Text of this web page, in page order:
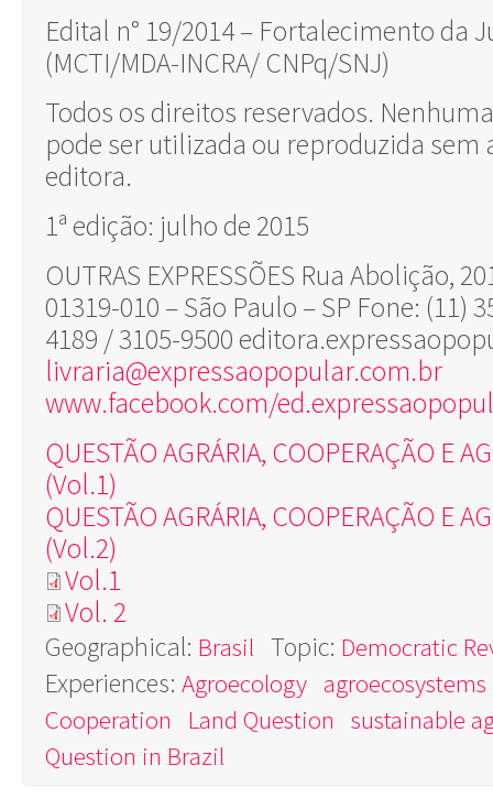
Edital n° 19/2014 – Fortalecimento da
(MCTI/MDA-INCRA/ CNPq/SNJ)
Todos os direitos reservados.
pode ser utilizada ou reproduzida sem
editora.
1ª edição: julho de 2015
OUTRAS EXPRESSÕES Rua Abolição,
01319-010 – São Paulo – SP Fone: (11)
4189 / 3105-9500
livraria@expressaopopular.com.br
www.facebook.com/
QUESTÃO AGRÁRIA, COOPERAÇÃO E
(Vol.1)
QUESTÃO AGRÁRIA, COOPERAÇÃO E
(Vol.2)
Vol.1
Vol. 2
Geographical: Brasil Topic: Democratic
Experiences: Agroecology agroecosystems
Cooperation
Land Question sustainable
Question in Brazil